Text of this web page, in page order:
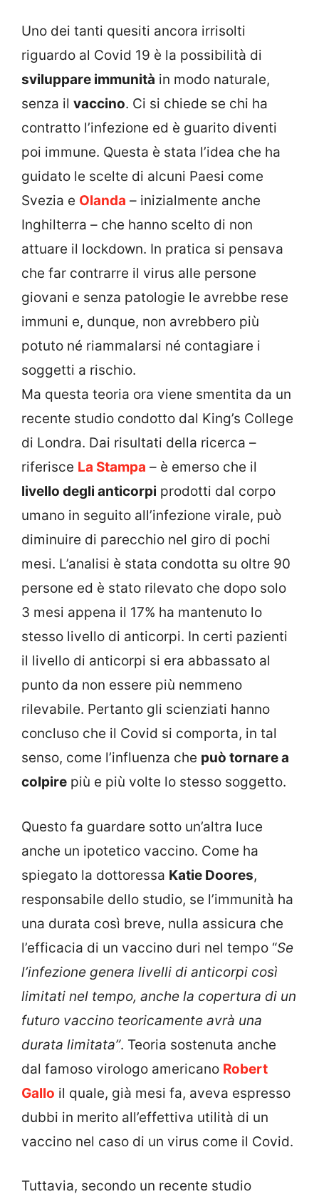
Uno dei tanti quesiti ancora irrisolti
riguardo al Covid 19 è la possibilità di
sviluppare immunità in modo naturale,
senza il vaccino. Ci si chiede se chi ha
contratto l’infezione ed è guarito diventi
poi immune. Questa è stata l’idea che ha
guidato le scelte di alcuni Paesi come
Svezia e Olanda – inizialmente anche
Inghilterra – che hanno scelto di non
attuare il lockdown. In pratica si pensava
che far contrarre il virus alle persone
giovani e senza patologie le avrebbe rese
immuni e, dunque, non avrebbero più
potuto né riammalarsi né contagiare i
soggetti a rischio.
Ma questa teoria ora viene smentita da un
recente studio condotto dal King’s College
di Londra. Dai risultati della ricerca –
riferisce La Stampa – è emerso che il
livello degli anticorpi prodotti dal corpo
umano in seguito all’infezione virale, può
diminuire di parecchio nel giro di pochi
mesi. L’analisi è stata condotta su oltre 90
persone ed è stato rilevato che dopo solo
3 mesi appena il 17% ha mantenuto lo
stesso livello di anticorpi. In certi pazienti
il livello di anticorpi si era abbassato al
punto da non essere più nemmeno
rilevabile. Pertanto gli scienziati hanno
concluso che il Covid si comporta, in tal
senso, come l’influenza che può tornare a
colpire più e più volte lo stesso soggetto.
Questo fa guardare sotto un’altra luce
anche un ipotetico vaccino. Come ha
spiegato la dottoressa Katie Doores,
responsabile dello studio, se l’immunità ha
una durata così breve, nulla assicura che
l’efficacia di un vaccino duri nel tempo “Se
l’infezione genera livelli di anticorpi così
limitati nel tempo, anche la copertura di un
futuro vaccino teoricamente avrà una
durata limitata”. Teoria sostenuta anche
dal famoso virologo americano Robert
Gallo il quale, già mesi fa, aveva espresso
dubbi in merito all’effettiva utilità di un
vaccino nel caso di un virus come il Covid.
Tuttavia, secondo un recente studio